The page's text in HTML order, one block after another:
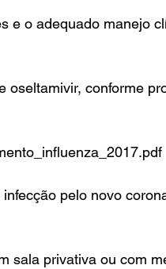
e o adequado manejo
oseltamivir, conforme
pelo novo
sala privativa ou com